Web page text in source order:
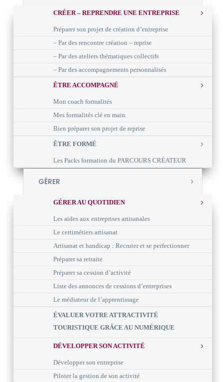
CRÉER – REPRENDRE UNE ENTREPRISE
Préparer son projet de création d’entreprise
– Par des rencontre création – reprise
– Par des ateliers thématiques collectifs
– Par des accompagnements personnalisés
ÊTRE ACCOMPAGNÉ
Mon coach formalités
Mes formalités clé en main
Bien préparer son projet de reprise
ÊTRE FORMÉ
Les Packs formation du PARCOURS CRÉATEUR
GÉRER
GÉRER AU QUOTIDIEN
Les aides aux entreprises artisanales
Le certimétiers artisanat
Artisanat et handicap : Recruter et se perfectionner
Préparer sa retraite
Préparer sa cession d’activité
Liste des annonces de cessions d’entreprises
Le médiateur de l’apprentissage
ÉVALUER VOTRE ATTRACTIVITÉ
TOURISTIQUE GRÂCE AU NUMÉRIQUE
DÉVELOPPER SON ACTIVITÉ
Développer son entreprise
Piloter la gestion de son activité